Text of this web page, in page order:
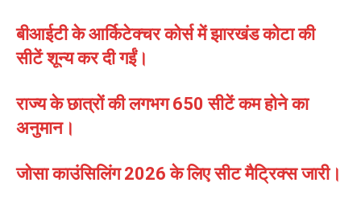
बीआईटी के आर्किटेक्चर कोर्स में झारखंड कोटा की
सीटें शून्य कर दी गईं।
राज्य के छात्रों की लगभग 650 सीटें कम होने का
अनुमान।
जोसा काउंसिलिंग 2026 के लिए सीट मैट्रिक्स जारी।